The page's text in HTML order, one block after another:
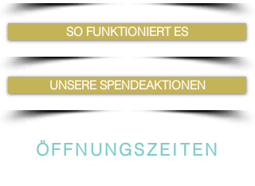
SO FUNKTIONIERT ES
UNSERE SPENDEAKTIONEN
ÖFFNUNGSZEITEN